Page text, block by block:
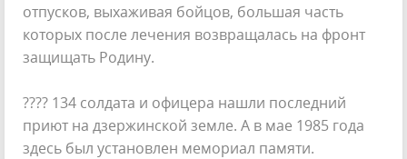
отпусков, выхаживая бойцов, большая часть
которых после лечения возвращалась на фронт
защищать Родину.
???? 134 солдата и офицера нашли последний
приют на дзержинской земле. А в мае 1985 года
здесь был установлен мемориал памяти.